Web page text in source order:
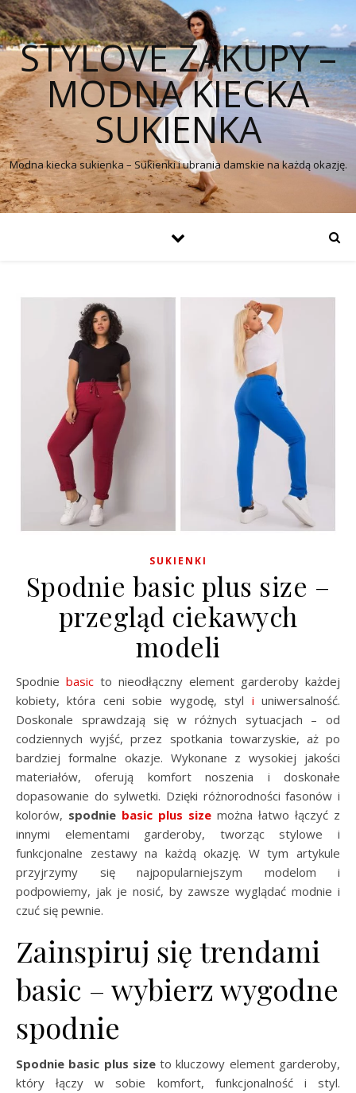
STYLOVE ZAKUPY –
MODNA KIECKA
SUKIENKA
Modna kiecka sukienka – Sukienki i ubrania damskie na każdą okazję.
SUKIENKI
Spodnie basic plus size –
przegląd ciekawych
modeli
Spodnie basic to nieodłączny element garderoby każdej
kobiety, która ceni sobie wygodę, styl i uniwersalność.
Doskonale sprawdzają się w różnych sytuacjach – od
codziennych wyjść, przez spotkania towarzyskie, aż po
bardziej formalne okazje. Wykonane z wysokiej jakości
materiałów, oferują komfort noszenia i doskonałe
dopasowanie do sylwetki. Dzięki różnorodności fasonów i
kolorów, spodnie basic plus size można łatwo łączyć z
innymi elementami garderoby, tworząc stylowe i
funkcjonalne zestawy na każdą okazję. W tym artykule
przyjrzymy się najpopularniejszym modelom i
podpowiemy, jak je nosić, by zawsze wyglądać modnie i
czuć się pewnie.
Zainspiruj się trendami
basic – wybierz wygodne
spodnie
Spodnie basic plus sizeto kluczowy element garderoby,
który łączy w sobie komfort, funkcjonalność i styl.